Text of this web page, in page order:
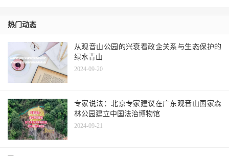
热门动态
从观音山公园的兴衰看政企关系与生态保护的
绿水青山
2024-09-20
专家说法：北京专家建议在广东观音山国家森
林公园建立中国法治博物馆
2024-09-21